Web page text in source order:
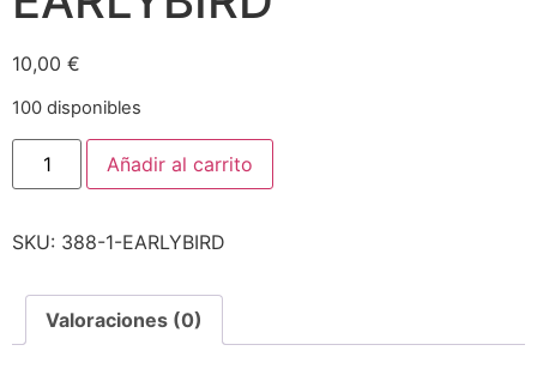
10,00 €
100 disponibles
Añadir al carrito
SKU: 388-1-EARLYBIRD
Valoraciones (0)